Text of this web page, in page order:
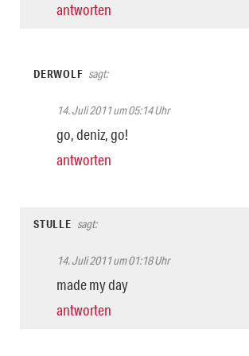
antworten
DERWOLF sagt:
14. Juli 2011 um 05:14 Uhr
go, deniz, go!
antworten
STULLE sagt:
14. Juli 2011 um 01:18 Uhr
made my day
antworten